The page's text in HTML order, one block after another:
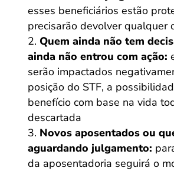
esses beneficiários estão
precisarão devolver qualquer
Quem ainda não tem
ainda não entrou com ação:
serão impactados
posição do STF, a
benefício com base na vida
descartada
Novos aposentados ou
aguardando julgamento:
da aposentadoria seguirá o